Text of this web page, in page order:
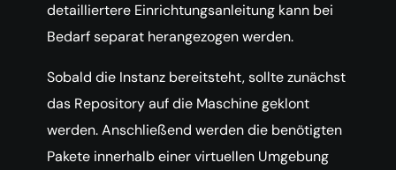
detailliertere Einrichtungsanleitung kann bei
Bedarf separat herangezogen werden.
Sobald die Instanz bereitsteht, sollte zunächst
das Repository auf die Maschine geklont
werden. Anschließend werden die benötigten
Pakete innerhalb einer virtuellen Umgebung